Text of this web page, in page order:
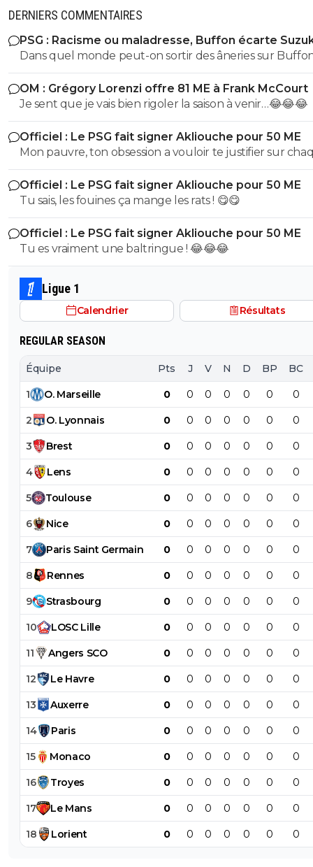
DERNIERS COMMENTAIRES
PSG : Racisme ou maladresse, Buffon écarte
Dans quel monde peut-on sortir des âneries sur
dire qu'il est raciste? Buffon connait très bien Suzuki ce
dernier évoluant Parme, l'un de sclubs cher à Buffon
(puisqu'il y a débuté). Vous ne vous dites juste pas qu'il
des choses (comme le style de vie ou l'hygiène ou
chose qui fait d'un jouer un vrai professionnel). Non
partez direct sur des considérations racistes... Ah la la...
OM : Grégory Lorenzi offre 81 ME à Frank McCourt
Je sent que je vais bien rigoler la saison à venir…😂😂😂
Officiel : Le PSG fait signer Akliouche pour 50 ME
Mon pauvre, ton obsession a vouloir te justifier sur
commentaire 🤣😂😂 Tu aurais la queue d'un chat qui
de bouche et on t'accuserait de l'avoir mangé que tu
encore....mdr
Officiel : Le PSG fait signer Akliouche pour 50 ME
Tu sais, les fouines ça mange les rats ! 😋😋
Officiel : Le PSG fait signer Akliouche pour 50 ME
Tu es vraiment une baltringue ! 😂😂😂
Ligue 1
Calendrier Résultats
REGULAR SEASON
Équipe Pts J V N D BP BC
1 O. Marseille 0 0 0 0 0 0 0
2 O. Lyonnais 0 0 0 0 0 0 0
3 Brest 0 0 0 0 0 0 0
4 Lens 0 0 0 0 0 0 0
5 Toulouse 0 0 0 0 0 0 0
6 Nice 0 0 0 0 0 0 0
7 Paris Saint Germain 0 0 0 0 0 0 0
8 Rennes 0 0 0 0 0 0 0
9 Strasbourg 0 0 0 0 0 0 0
10 LOSC Lille 0 0 0 0 0 0 0
11 Angers SCO 0 0 0 0 0 0 0
12 Le Havre 0 0 0 0 0 0 0
13 Auxerre 0 0 0 0 0 0 0
14 Paris 0 0 0 0 0 0 0
15 Monaco 0 0 0 0 0 0 0
16 Troyes 0 0 0 0 0 0 0
17 Le Mans 0 0 0 0 0 0 0
18 Lorient 0 0 0 0 0 0 0